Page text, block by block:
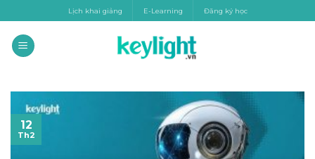
to
content
Lịch khai giảng E-Learning Đăng ký học
12
Th2